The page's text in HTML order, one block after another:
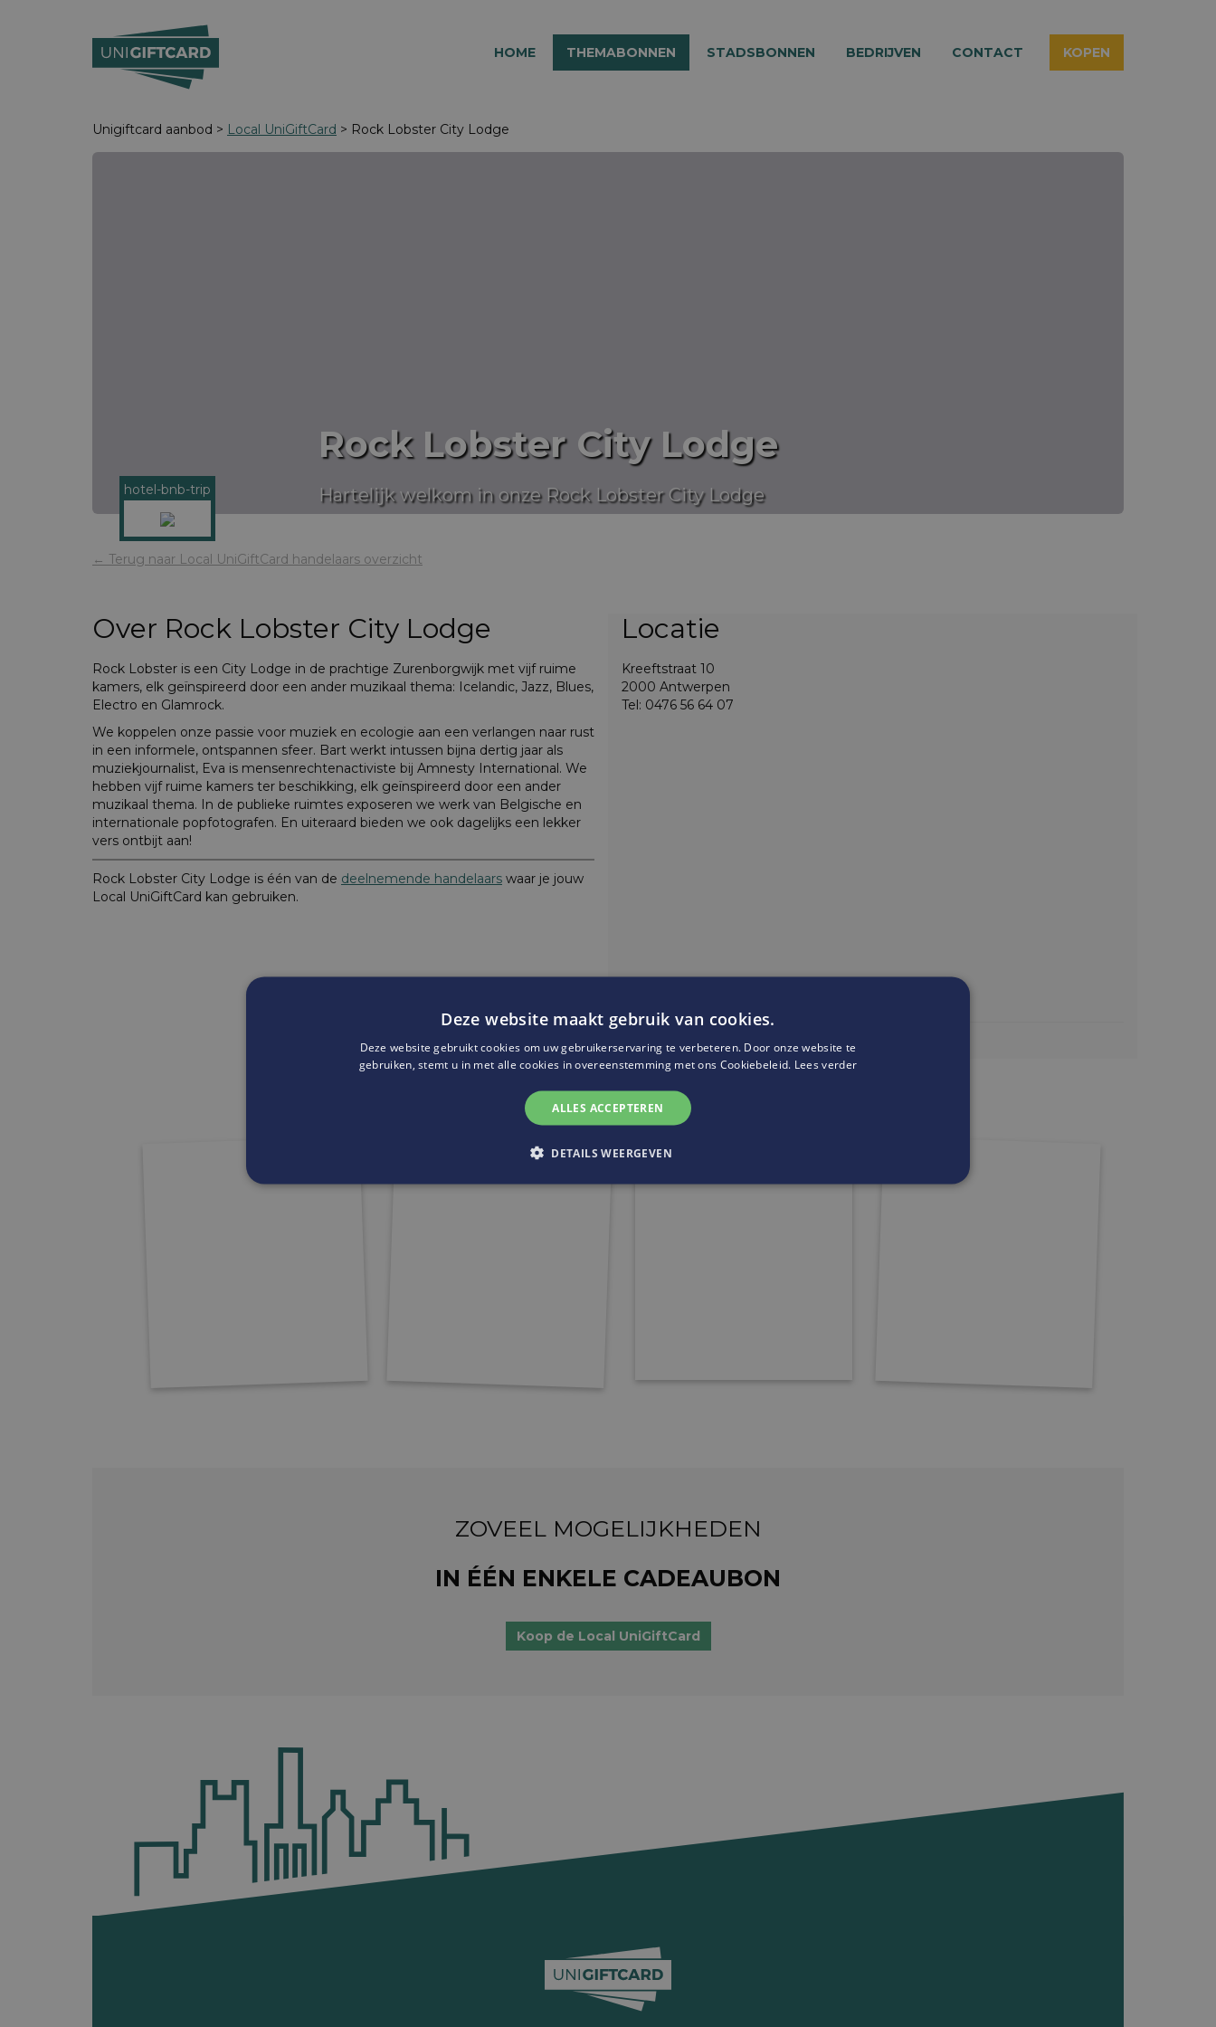
HOME THEMABONNEN STADSBONNEN BEDRIJVEN CONTACT KOPEN
Unigiftcard aanbod > Local UniGiftCard > Rock Lobster City Lodge
Rock Lobster City Lodge
Hartelijk welkom in onze Rock Lobster City Lodge
hotel-bnb-trip
← Terug naar Local UniGiftCard handelaars overzicht
Over Rock Lobster City Lodge
Rock Lobster is een City Lodge in de prachtige Zurenborgwijk met vijf ruime
kamers, elk geïnspireerd door een ander muzikaal thema: Icelandic, Jazz, Blues,
Electro en Glamrock.
We koppelen onze passie voor muziek en ecologie aan een verlangen naar rust
in een informele, ontspannen sfeer. Bart werkt intussen bijna dertig jaar als
muziekjournalist, Eva is mensenrechtenactiviste bij Amnesty International. We
hebben vijf ruime kamers ter beschikking, elk geïnspireerd door een ander
muzikaal thema. In de publieke ruimtes exposeren we werk van Belgische en
internationale popfotografen. En uiteraard bieden we ook dagelijks een lekker
vers ontbijt aan!
Rock Lobster City Lodge is één van de deelnemende handelaars waar je jouw
Local UniGiftCard kan gebruiken.
Locatie
Kreeftstraat 10
2000 Antwerpen
Tel: 0476 56 64 07
Website:http://www.rocklobster.be
ZOVEEL MOGELIJKHEDEN
IN ÉÉN ENKELE CADEAUBON
Koop de Local UniGiftCard
Deze website maakt gebruik van cookies.
Deze website gebruikt cookies om uw gebruikerservaring te verbeteren. Door onze website te
gebruiken, stemt u in met alle cookies in overeenstemming met ons Cookiebeleid. Lees verder
ALLES ACCEPTEREN
DETAILS WEERGEVEN